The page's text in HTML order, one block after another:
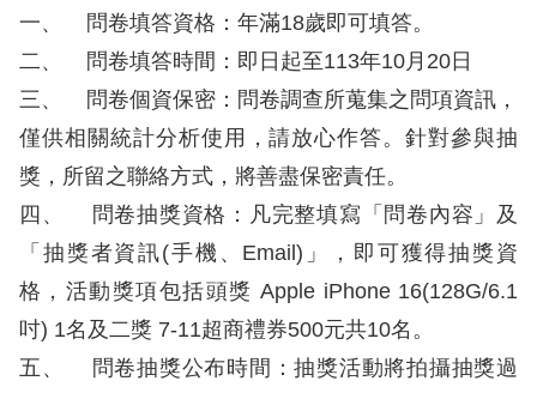
權
業
務
核
心
人
權
公
約
一、
問卷填答資格：年滿18歲即可填答。
二、
問卷填答時間：即日起至113年10月20日
三、
問卷個資保密：問卷調查所蒐集之問項資訊，
僅供相關統計分析使用，請放心作答。針對參與抽
獎，所留之聯絡方式，將善盡保密責任。
四、
問卷抽獎資格：凡完整填寫「問卷內容」及
「抽獎者資訊(手機、Email)」，即可獲得抽獎資
格，活動獎項包括頭獎 Apple iPhone 16(128G/6.1
吋) 1名及二獎 7-11超商禮券500元共10名。
五、
問卷抽獎公布時間：抽獎活動將拍攝抽獎過